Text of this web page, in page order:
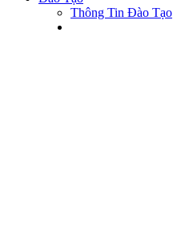
Thông Tin Đào Tạo